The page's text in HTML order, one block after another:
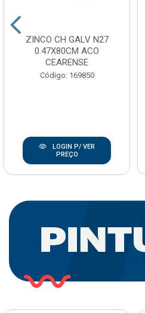
ZINCO CH GALV N27
0.47X80CM ACO
CEARENSE
Código: 169850
LOGIN P/ VER
PREÇO